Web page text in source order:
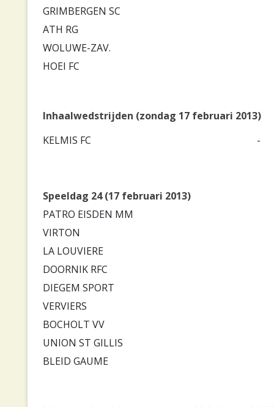
GRIMBERGEN SC
ATH RG
WOLUWE-ZAV.
HOEI FC
Inhaalwedstrijden (zondag 17 februari 2013)
KELMIS FC
-
Speeldag 24 (17 februari 2013)
PATRO EISDEN MM
VIRTON
LA LOUVIERE
DOORNIK RFC
DIEGEM SPORT
VERVIERS
BOCHOLT VV
UNION ST GILLIS
BLEID GAUME